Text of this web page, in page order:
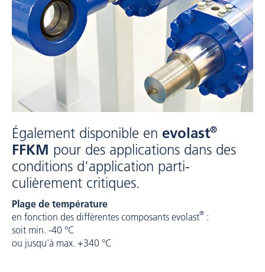
Également disponible en evolast®
FFKM pour des applications dans des
conditions d'application parti-
culièrement critiques.
Plage de température
en fonction des différentes composants evolast® :
soit min. -40 °C
ou jusqu'à max. +340 °C